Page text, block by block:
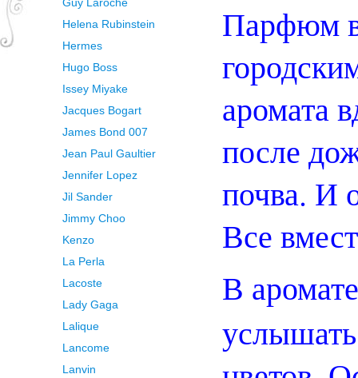
Helena Rubinstein
Hermes
Hugo Boss
Issey Miyake
Jacques Bogart
James Bond 007
Jean Paul Gaultier
Jennifer Lopez
Jil Sander
Jimmy Choo
Kenzo
La Perla
Lacoste
Lady Gaga
Lalique
Lancome
Lanvin
Парфюм
аромата
после
почва. И
Все
В